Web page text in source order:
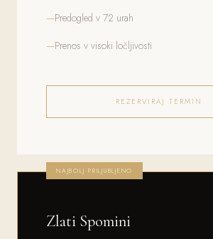
Predogled v 72 urah
Prenos v visoki ločljivosti
REZERVIRAJ TERMIN
NAJBOLJ PRILJUBLJENO
Zlati Spomini